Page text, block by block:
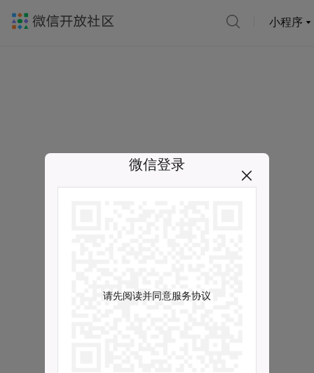
小程序
微信登录
请先阅读并同意服务协议